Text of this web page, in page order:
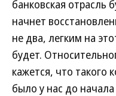
банковская отрасль
начнет
не два, легким на
будет.
кажется, что такого
было у нас до